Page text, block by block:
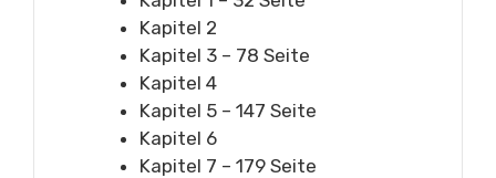
Kapitel 2
Kapitel 3 – 78 Seite
Kapitel 4
Kapitel 5 – 147 Seite
Kapitel 6
Kapitel 7 – 179 Seite